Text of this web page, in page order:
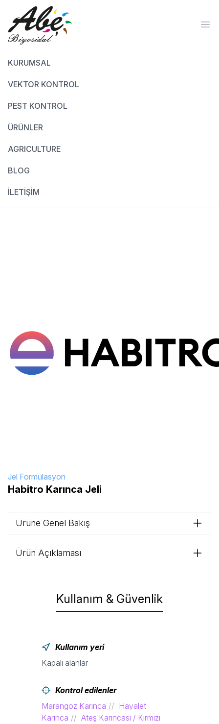
KURUMSAL
VEKTOR KONTROL
PEST KONTROL
ÜRÜNLER
AGRICULTURE
BLOG
İLETİŞİM
Jel Formülasyon
Habitro Karınca Jeli
Ürüne Genel Bakış
Ürün Açıklaması
Kullanım & Güvenlik
Kullanım yeri
Kapalı alanlar
Kontrol edilenler
Marangoz Karınca
Hayalet
Karınca
Ateş Karıncası / Kırmızı